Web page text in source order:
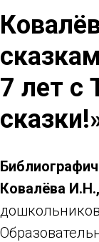
7 лет с
Ковалёва